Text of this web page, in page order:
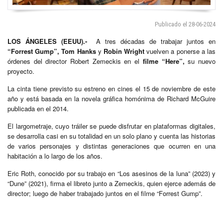
Publicado el 28-06-2024
LOS ÁNGELES (EEUU).- A tres décadas de trabajar juntos en
“Forrest Gump”, Tom Hanksy Robin Wright vuelven a ponerse a las
órdenes del director Robert Zemeckis en el filme “Here”, su nuevo
proyecto.
La cinta tiene previsto su estreno en cines el 15 de noviembre de este
año y está basada en la novela gráfica homónima de Richard McGuire
publicada en el 2014.
El largometraje, cuyo tráiler se puede disfrutar en plataformas digitales,
se desarrolla casi en su totalidad en un solo plano y cuenta las historias
de varios personajes y distintas generaciones que ocurren en una
habitación a lo largo de los años.
Eric Roth, conocido por su trabajo en “Los asesinos de la luna” (2023) y
“Dune” (2021), firma el libreto junto a Zemeckis, quien ejerce además de
director; luego de haber trabajado juntos en el filme “Forrest Gump”.